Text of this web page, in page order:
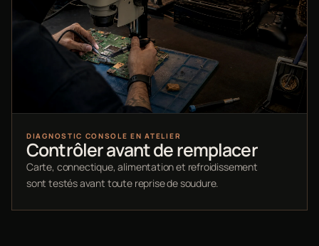
DIAGNOSTIC CONSOLE EN ATELIER
Contrôler avant de remplacer
Carte, connectique, alimentation et refroidissement
sont testés avant toute reprise de soudure.